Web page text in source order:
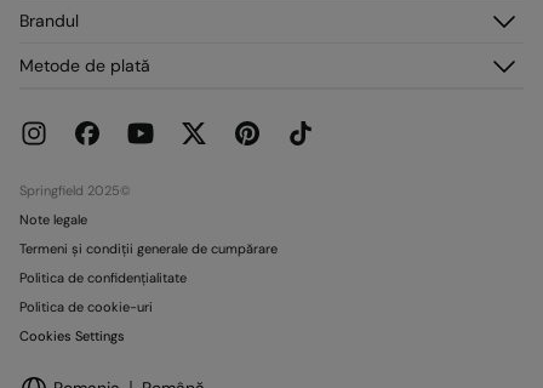
Adresele mele
Livrare
Promoții curente
Brandul
Magazine
Metode de plată
Springfield 2025©
Note legale
Termeni și condiții generale de cumpărare
Politica de confidențialitate
Politica de cookie-uri
Cookies Settings